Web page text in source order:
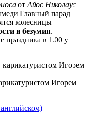
от Айос Николаус
Главный парад
колесницы
и безумия.
праздника в 1:00 у
Игорем